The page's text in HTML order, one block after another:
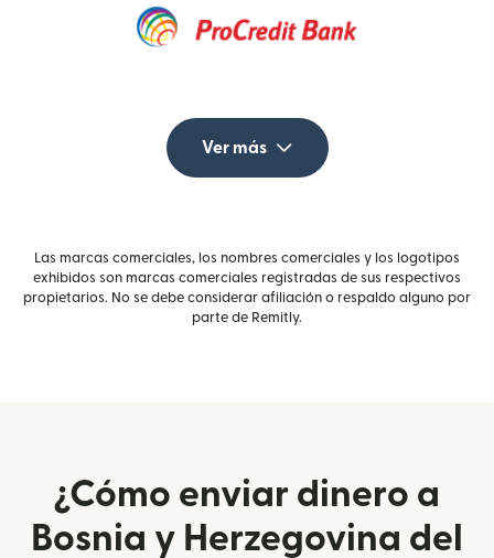
Ver más
Las marcas comerciales, los nombres comerciales y los logotipos
exhibidos son marcas comerciales registradas de sus respectivos
propietarios. No se debe considerar afiliación o respaldo alguno por
parte de Remitly.
¿Cómo enviar dinero a
Bosnia y Herzegovina del